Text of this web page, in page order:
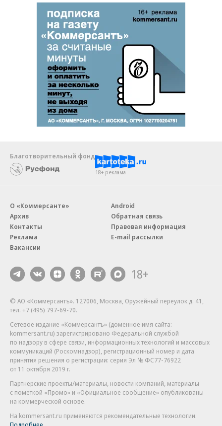
Благотворительный фонд
18+ реклама
О «Коммерсанте»
Архив
Контакты
Реклама
Вакансии
Android
Обратная связь
Правовая информация
E-mail рассылки
18+
© АО «Коммерсантъ». 127006, Москва, Оружейный переулок д. 41,
тел. +7 (495) 797-69-70.
Сетевое издание «Коммерсантъ» (доменное имя сайта:
kommersant.ru) зарегистрировано Федеральной службой
по надзору в сфере связи, информационных технологий и массовых
коммуникаций (Роскомнадзор), регистрационный номер и дата
принятия решения о регистрации: серия Эл № ФС77-76922
от 11 октября 2019 г.
Партнерские проекты/материалы, новости компаний, материалы
с пометкой «Промо» и «Официальное сообщение» опубликованы
на коммерческой основе.
На kommersant.ru применяются рекомендательные технологии.